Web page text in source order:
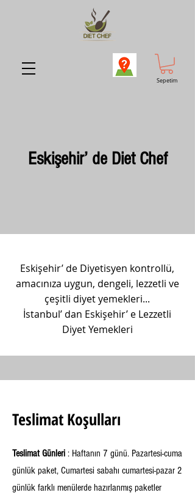
Sepetim
Eskişehir’ de Diet Chef
Eskişehir’ de Diyetisyen kontrollü,
amacınıza uygun, dengeli, lezzetli ve
çeşitli diyet yemekleri...
İstanbul’ dan Eskişehir’ e Lezzetli
Diyet Yemekleri
Teslimat Koşulları
Teslimat Günleri : Haftanın 7 günü. Pazartesi-cuma
günlük paket, Cumartesi sabahı cumartesi-pazar 2
günlük farklı menülerde hazırlanmış paketler